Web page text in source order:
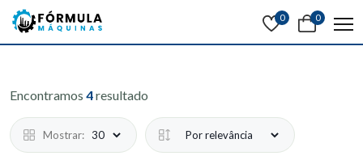
0 0
Encontramos 4resultado
Mostrar: